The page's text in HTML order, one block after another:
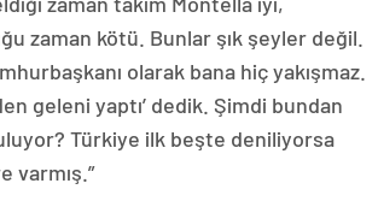
zaman kötü. Bunlar şık şeyler değil.
olarak bana hiç yakışmaz.
geleni yaptı’ dedik. Şimdi bundan
Türkiye ilk beşte deniliyorsa
varmış.”